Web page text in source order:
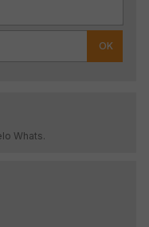
OK
Whats.